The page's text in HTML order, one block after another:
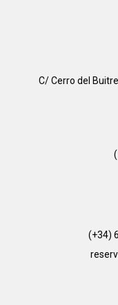
C/ Cerro del
(+34)